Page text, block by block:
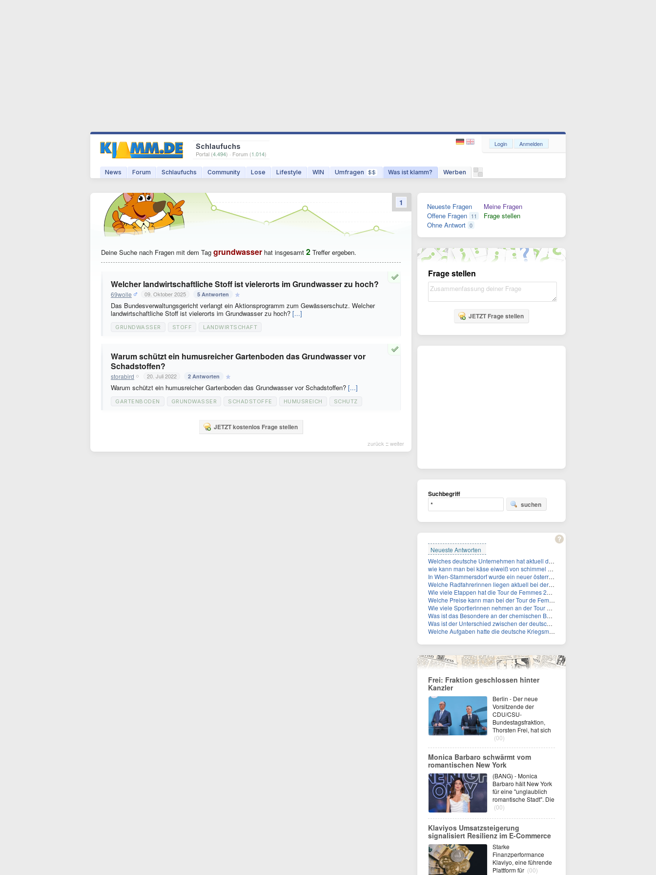
Schlaufuchs
Portal (4.494) · Forum (1.014)
News Forum Schlaufuchs Community Lose Lifestyle WIN Umfragen $$ Was ist klamm? Werben
Login Anmelden
Deine Suche nach Fragen mit dem Tag grundwasser hat insgesamt 2 Treffer ergeben.
Welcher landwirtschaftliche Stoff ist vielerorts im Grundwasser zu hoch?
69wolle 09. Oktober 2025 5 Antworten
Das Bundesverwaltungsgericht verlangt ein Aktionsprogramm zum Gewässerschutz. Welcher
landwirtschaftliche Stoff ist vielerorts im Grundwasser zu hoch? [...]
GRUNDWASSER STOFF LANDWIRTSCHAFT
Warum schützt ein humusreicher Gartenboden das Grundwasser vor
Schadstoffen?
storabird 20. Juli 2022 2 Antworten
Warum schützt ein humusreicher Gartenboden das Grundwasser vor Schadstoffen? [...]
GARTENBODEN GRUNDWASSER SCHADSTOFFE HUMUSREICH SCHUTZ
JETZT kostenlos Frage stellen
zurück :: weiter
1
Neueste Fragen
Offene Fragen 11
Ohne Antwort 0
Meine Fragen
Frage stellen
Frage stellen
JETZT Frage stellen
Suchbegriff
suchen
Neueste Antworten
Welches deutsche Unternehmen hat aktuell die höchste Marktkapitalisierung?
wie kann man bei käse eiweiß von schimmel unterscheiden?
In Wien-Stammersdorf wurde ein neuer österreichischer Temperaturrekord gemessen. Wie hoch war die Temperatur?
Welche Radfahrerinnen liegen aktuell bei der Tour de Femmes in der Gesamtwertung auf den ersten 3 Plåtzen?
Wie viele Etappen hat die Tour de Femmes 2026?
Welche Preise kann man bei der Tour de Femmes 2026 gewinnen?
Wie viele Sportlerinnen nehmen an der Tour de Femmes teil?
Was ist das Besondere an der chemischen Bezeichnung für Titin?
Was ist der Unterschied zwischen der deutschen Kriegsmarine im 2. Weltkrieg und der Naziflotte?
Welche Aufgaben hatte die deutsche Kriegsmarine im 2. Weltkrieg im Schwarzen Meer?
Frei: Fraktion geschlossen hinter
Kanzler
Berlin - Der neue
Vorsitzende der
CDU/CSU-
Bundestagsfraktion,
Thorsten Frei, hat sich
(00)
Monica Barbaro schwärmt vom
romantischen New York
(BANG) - Monica
Barbaro hält New York
für eine "unglaublich
romantische Stadt". Die
(00)
Klaviyos Umsatzsteigerung
signalisiert Resilienz im E-Commerce
Starke
Finanzperformance
Klaviyo, eine führende
Plattform für (00)